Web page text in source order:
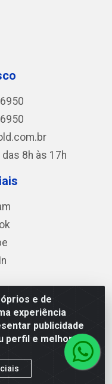
e de
experiência
publicidade
perfil e melhorar a
8h às 17h
Casa, 4585 – São
09.840-000 - CNPJ
41